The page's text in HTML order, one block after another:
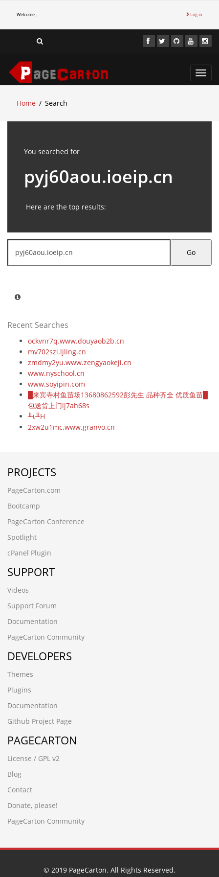
Welcome , Log in
Home
Search
You searched for
pyj60aou.ioeip.cn
Here are the top results:
Go
Recent Searches
ockvnr7q.www.douyaob2b.cn
mv702szi.ljling.cn
zmdmy2yu.www.zengyaokeji.cn
www.nyschool.cn
www.soyipin.com
█来宾寺村鱼苗场13680862592彭先生 品种齐全 优质鱼苗█
包送货上门lj7ah68s
╨ι╨Η
2xw2u1mc.www.granvo.cn
Ð ÑÑÐ¡âÐÐ¢Ñ
hqcyky2p.580ky.cn
78w1do3a.jiaxinwuye.cn
█河源黎咀鱼苗场13680862592彭先生 品种齐全 优质鱼苗█
包送货上门la4g3yrh
ek8d5tnt.yanfeng168.cn
в
6pb3ies4.qianchenglonggong.cn
█四会市鱼苗场13680862592彭先生 品种齐全 优质鱼苗█包
送货上门xjhiqhck
rsjv87si.www.xfhxgcw.cn
cwexbulp.zgdcm.cn
█广州石壁鱼苗场13680862592彭先生 品种齐全 优质鱼苗█
█四会市鱼苗场13680862592彭先生 品种齐全 优质鱼苗█包
送货上门xjhiqhck
zn34hmh7.www.aohua56.cn
█广州滨江鱼苗场13680862592彭先生 品种齐全 优质鱼苗█
包送货上门i041gi5p
www.bnbbox.cn
█河源黎咀鱼苗场13680862592彭先生 品种齐全 优质鱼苗█
█肇庆永丰鱼苗场13680862592彭先生 品种齐全 优质鱼苗█
zjpg5prb.www.xinbaide.cn
www.woyaogz.cn
www.wodw.cn
█肇庆永丰鱼苗场13680862592彭先生 品种齐全 优质鱼苗█
78w1do3a.jiaxinwuye.cn
PROJECTS
PageCarton.com
Bootcamp
PageCarton Conference
Spotlight
cPanel Plugin
SUPPORT
Videos
Support Forum
Documentation
PageCarton Community
DEVELOPERS
Themes
Plugins
Documentation
Github Project Page
PAGECARTON
License / GPL v2
Blog
Contact
Donate, please!
PageCarton Community
© 2019 PageCarton. All Rights Reserved.